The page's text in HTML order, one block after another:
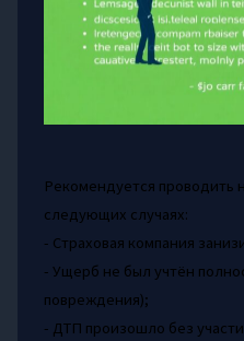
Рекомендуется проводить
следующих случаях:
- Страховая компания
- Ущерб не был учтён
повреждения);
- ДТП произошло без